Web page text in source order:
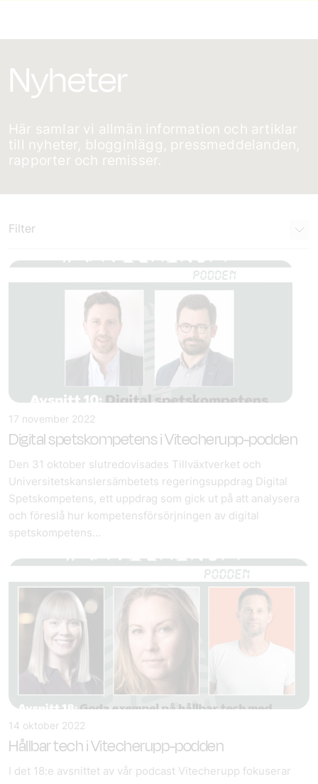
Nyheter
Här samlar vi allmän information och artiklar
till nyheter, blogginlägg, pressmeddelanden,
rapporter och remisser.
Filter
17 november 2022
Digital spetskompetens i Vitecherupp-podden
Den 31 oktober slutredovisades Tillväxtverket och
Universitetskanslersämbetets regeringsuppdrag Digital
Spetskompetens, ett uppdrag som gick ut på att analysera
och föreslå hur kompetensförsörjningen av digital
spetskompetens...
14 oktober 2022
Hållbar tech i Vitecherupp-podden
I det 18:e avsnittet av vår podcast Vitecherupp fokuserar